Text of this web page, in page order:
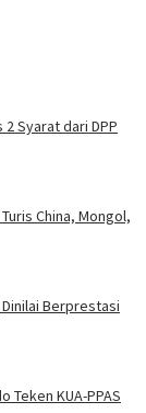
2 Syarat dari DPP
China, Mongol,
Dinilai Berprestasi
Teken KUA-PPAS